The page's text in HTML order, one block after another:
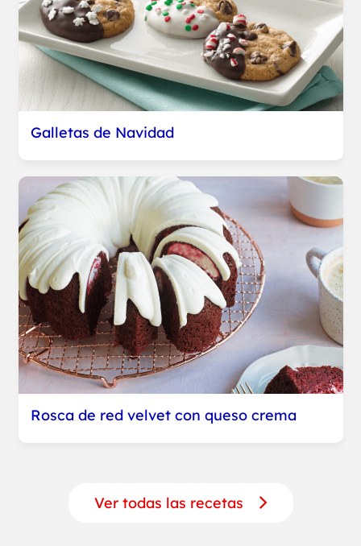
Galletas de Navidad
Rosca de red velvet con queso crema
Ver todas las recetas